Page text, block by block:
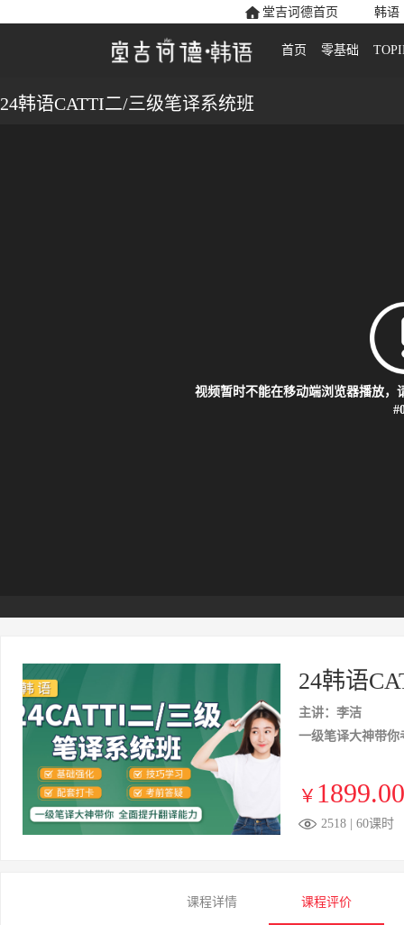
堂吉诃德首页 韩语
首页 零基础
24韩语CATTI二/三级笔译系统班
视频暂时不能在移动端浏览器播放，
24韩语
主讲：李洁
一级笔译大神带你
￥ 1899.00
2518 | 60课时
课程详情 课程评价